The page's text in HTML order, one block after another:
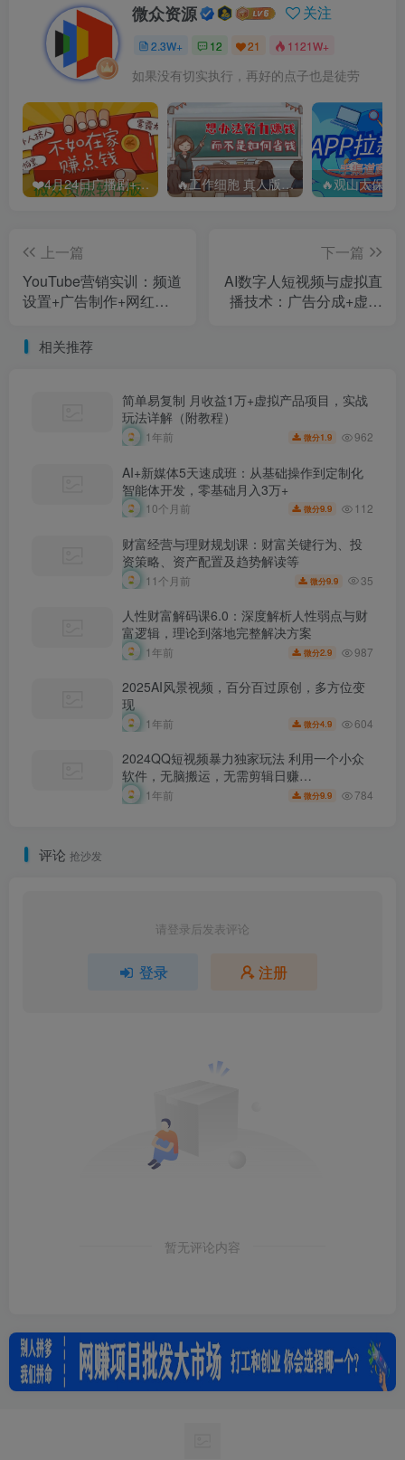
微众资源 关注
2.3W+ 12 21 1121W+
如果没有切实执行，再好的点子也是徒劳
❤️4月24日广播剧+有S剧单期合集 百度： 🔥工作细胞 真人版（2025）【日本/剧情/奇幻】 百度：
上一篇
YouTube营销实训：频道
设置+广告制作+网红合
盘200+
下一篇
AI数字人短视频与虚拟直
播技术：广告分成+虚拟
相关推荐
简单易复制 月收益1万+虚拟产品项目，实战
玩法详解（附教程）
1年前 微分1.9 962
AI+新媒体5天速成班：从基础操作到定制化
智能体开发，零基础月入3万+
10个月前 微分9.9 112
财富经营与理财规划课：财富关键行为、投
资策略、资产配置及趋势解读等
11个月前 微分9.9 35
人性财富解码课6.0：深度解析人性弱点与财
富逻辑，理论到落地完整解决方案
1年前 微分2.9 987
2025AI风景视频，百分百过原创，多方位变
现
1年前 微分4.9 604
2024QQ短视频暴力独家玩法 利用一个小众
软件，无脑搬运，无需剪辑日赚…
1年前 微分9.9 784
评论 抢沙发
请登录后发表评论
登录 注册
暂无评论内容